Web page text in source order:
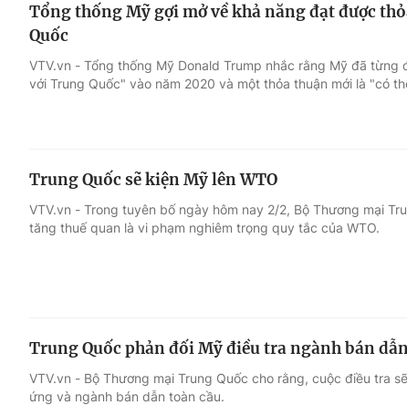
Tổng thống Mỹ gợi mở về khả năng đạt được
Quốc
VTV.vn - Tổng thống Mỹ Donald Trump nhắc rằng Mỹ đã
với Trung Quốc" vào năm 2020 và một thỏa thuận mới là "có
Trung Quốc sẽ kiện Mỹ lên WTO
VTV.vn - Trong tuyên bố ngày hôm nay 2/2, Bộ Thương mại
tăng thuế quan là vi phạm nghiêm trọng quy tắc của WTO.
Trung Quốc phản đối Mỹ điều tra ngành bán
VTV.vn - Bộ Thương mại Trung Quốc cho rằng, cuộc điều tra
ứng và ngành bán dẫn toàn cầu.